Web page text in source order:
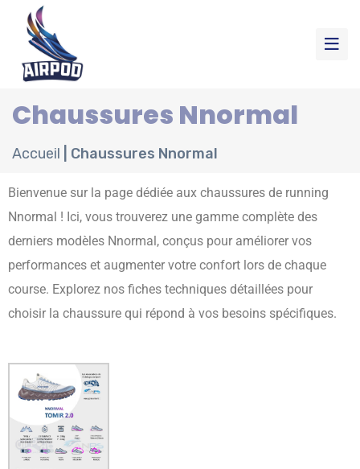
Chaussures Nnormal
Accueil Chaussures Nnormal
Bienvenue sur la page dédiée aux chaussures de running
Nnormal ! Ici, vous trouverez une gamme complète des
derniers modèles Nnormal, conçus pour améliorer vos
performances et augmenter votre confort lors de chaque
course. Explorez nos fiches techniques détaillées pour
choisir la chaussure qui répond à vos besoins spécifiques.